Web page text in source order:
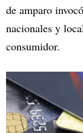
de amparo
nacionales y
consumidor.